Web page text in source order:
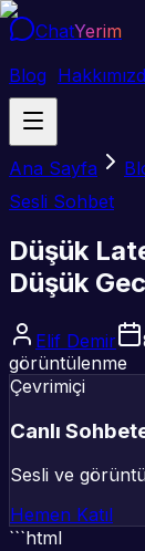
ChatYerim
Blog
Ana Sayfa
Sesli Sohbet
Düşük
Düşük
Elif Demir
görüntülenme
Çevrimiçi
Canlı
Sesli ve
Hemen Katıl
```html